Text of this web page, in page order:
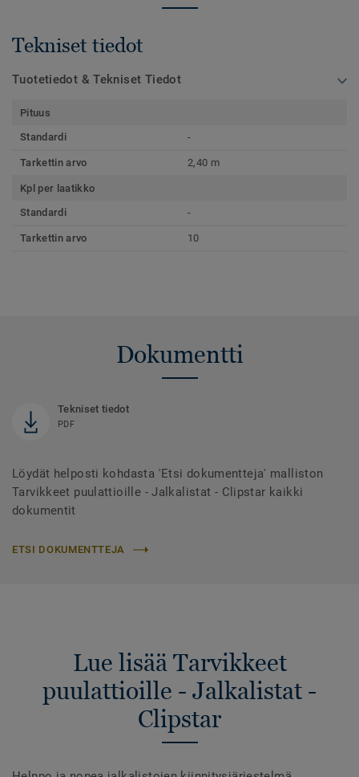
Tekniset tiedot
Tuotetiedot & Tekniset Tiedot
Pituus
Standardi
-
Tarkettin arvo 2,40 m
Kpl per laatikko
Standardi
-
Tarkettin arvo 10
Dokumentti
Tekniset tiedot
PDF
Löydät helposti kohdasta 'Etsi dokumentteja' malliston
Tarvikkeet puulattioille - Jalkalistat - Clipstar kaikki
dokumentit
ETSI DOKUMENTTEJA
Lue lisää Tarvikkeet
puulattioille - Jalkalistat -
Clipstar